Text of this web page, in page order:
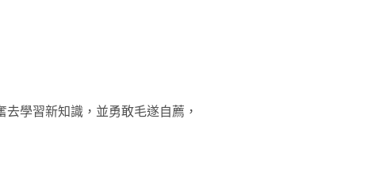
學習新知識，並勇敢毛遂自薦，